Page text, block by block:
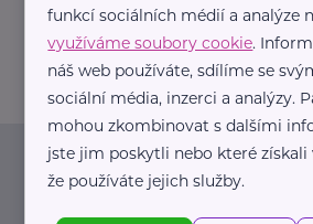
info@zdravotnicke-
Newsletter
funkcí sociálních médií a analýze
využíváme soubory cookie.
náš web používáte, sdílíme se
sociální média, inzerci a analýzy.
mohou zkombinovat s dalšími
jste jim poskytli nebo které získali
že používáte jejich služby.